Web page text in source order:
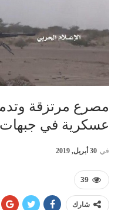
مصرع مرتزقة
عسكرية في
في 30 أبريل, 2019
39
شارك